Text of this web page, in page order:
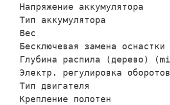
Напряжение
Тип аккумулятора
Вес
Бесключевая замена
Глубина распила
Электр. регулировка
Тип двигателя
Крепление полотен